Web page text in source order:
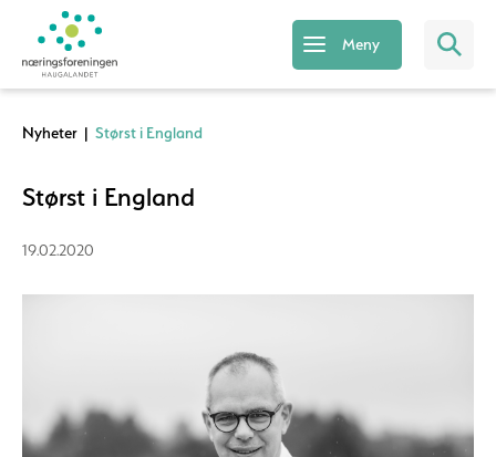
Meny
Nyheter | Størst i England
Størst i England
19.02.2020